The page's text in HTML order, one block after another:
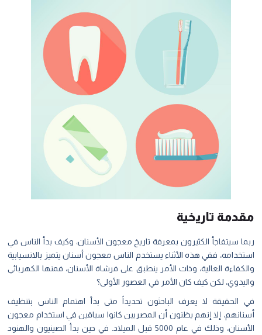
تاريخية
سيتفاجأ الكثيرون بمعرفة تاريخ معجون الأسنان، وكيف بدأ الناس في
ففي هذه الأثناء يستخدم الناس معجون أسنان يتميز بالانسيابية
العالية، وذات الأمر ينطبق على فرشاة الأسنان، فمنها الكهربائي
لكن كيف كان الأمر في العصور الأولى؟
الحقيقة لا يعرف الباحثون تحديداً متى بدأ اهتمام الناس بتنظيف
إلا إنهم يظنون أن المصريين كانوا سباقين في استخدام معجون
الأسنان، وذلك في عام 5000 قبل الميلاد. في حين بدأ الصينيون والهنود